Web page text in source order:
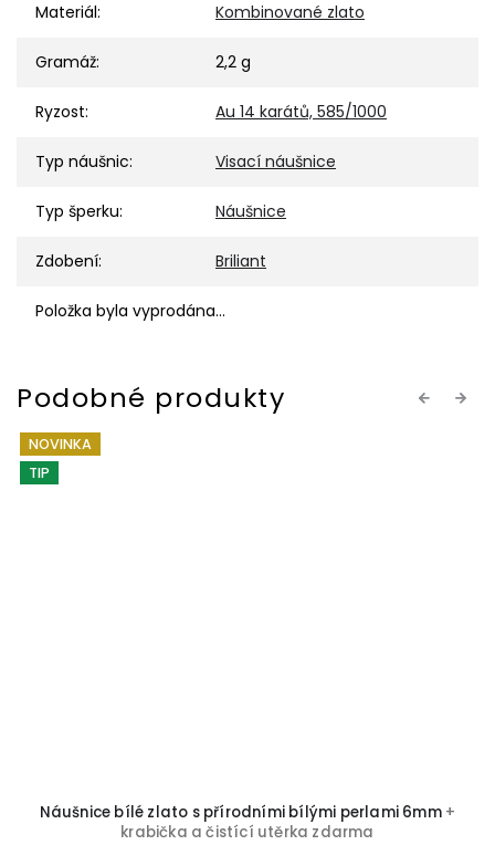
Materiál: Kombinované zlato
Gramáž: 2,2 g
Ryzost: Au 14 karátů, 585/1000
Typ náušnic: Visací náušnice
Typ šperku: Náušnice
Zdobení: Briliant
Položka byla vyprodána…
Previous
NOVINKA
TIP
Náušnice bílé zlato s přírodními bílými perlami 6mm +
krabička a čistící utěrka zdarma
Next